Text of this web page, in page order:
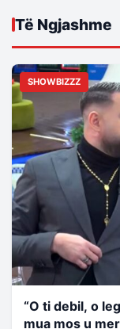
Të Ngjashme
SHOWBIZZZ
“O ti debil, o
mua mos u